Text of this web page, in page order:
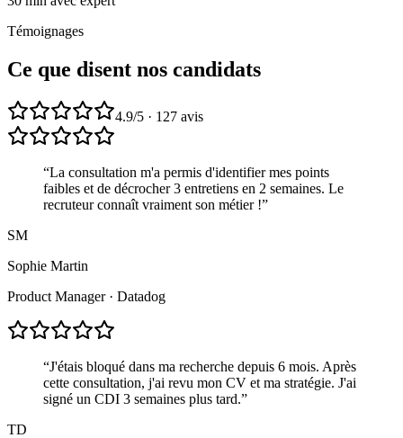
Témoignages
Ce que disent nos candidats
4.9/5 · 127 avis
“La consultation m'a permis d'identifier mes points
faibles et de décrocher 3 entretiens en 2 semaines. Le
recruteur connaît vraiment son métier !”
SM
Sophie Martin
Product Manager· Datadog
“J'étais bloqué dans ma recherche depuis 6 mois. Après
cette consultation, j'ai revu mon CV et ma stratégie. J'ai
signé un CDI 3 semaines plus tard.”
TD